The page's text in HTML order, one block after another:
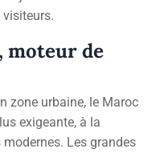
moteur de
zone urbaine, le Maroc
exigeante, à la
Les grandes